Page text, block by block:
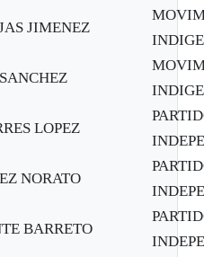
JIMENEZ
LOPEZ
NORATO
BARRETO